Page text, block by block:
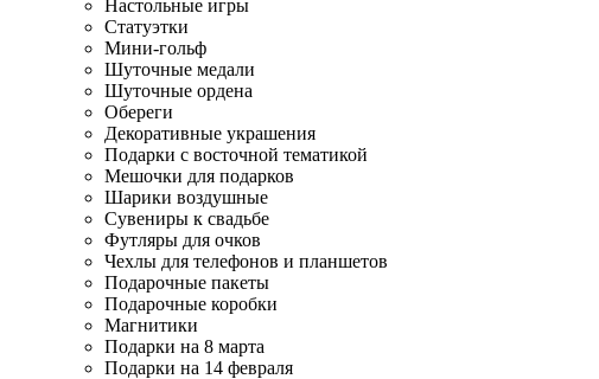
Настольные игры
Статуэтки
Мини-гольф
Шуточные медали
Шуточные ордена
Обереги
Декоративные украшения
Подарки с восточной тематикой
Мешочки для подарков
Шарики воздушные
Сувениры к свадьбе
Футляры для очков
Чехлы для телефонов и планшетов
Подарочные пакеты
Подарочные коробки
Магнитики
Подарки на 8 марта
Подарки на 14 февраля